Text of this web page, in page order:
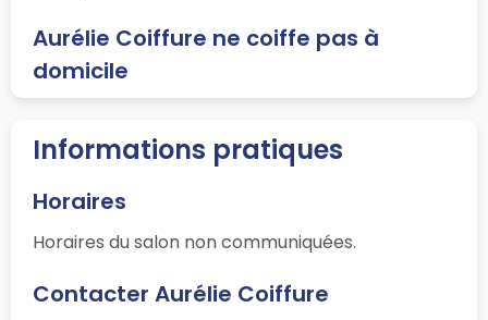
Aurélie Coiffure ne coiffe pas à
domicile
Informations pratiques
Horaires
Horaires du salon non communiquées.
Contacter Aurélie Coiffure